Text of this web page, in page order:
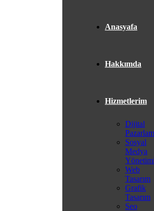
Anasyafa
Hakkımda
Hizmetlerim
Dijital
Sosyal
Medya
Yönetimi
Web
Tasarım
Grafik
Tasarım
Seo